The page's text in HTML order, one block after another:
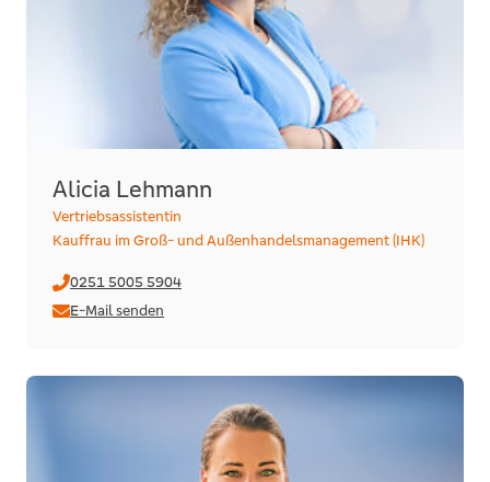
Alicia Lehmann
Vertriebsassistentin
Kauffrau im Groß- und Außenhandelsmanagement (IHK)
0251 5005 5904
E-Mail senden